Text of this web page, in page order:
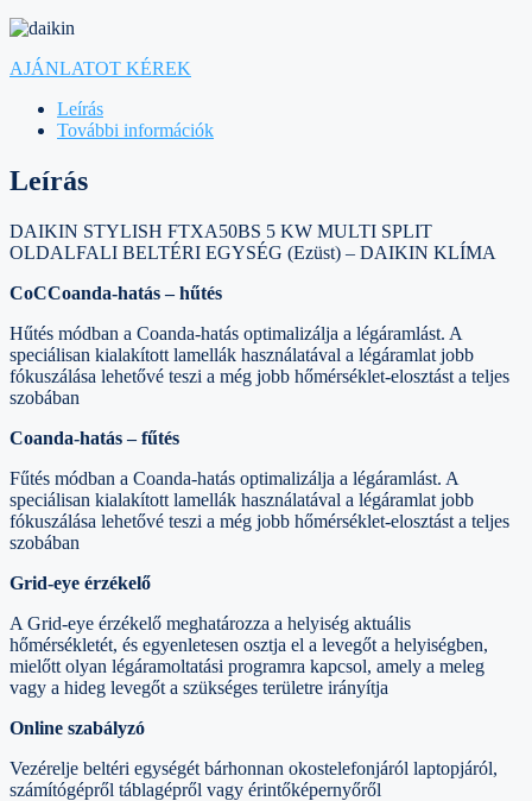
AJÁNLATOT KÉREK
Leírás
További információk
Leírás
DAIKIN STYLISH FTXA50BS 5 KW MULTI SPLIT
OLDALFALI BELTÉRI EGYSÉG (Ezüst) – DAIKIN KLÍMA
CoCCoanda-hatás – hűtés
Hűtés módban a Coanda-hatás optimalizálja a légáramlást. A
speciálisan kialakított lamellák használatával a légáramlat jobb
fókuszálása lehetővé teszi a még jobb hőmérséklet-elosztást a teljes
szobában
Coanda-hatás – fűtés
Fűtés módban a Coanda-hatás optimalizálja a légáramlást. A
speciálisan kialakított lamellák használatával a légáramlat jobb
fókuszálása lehetővé teszi a még jobb hőmérséklet-elosztást a teljes
szobában
Grid-eye érzékelő
A Grid-eye érzékelő meghatározza a helyiség aktuális
hőmérsékletét, és egyenletesen osztja el a levegőt a helyiségben,
mielőtt olyan légáramoltatási programra kapcsol, amely a meleg
vagy a hideg levegőt a szükséges területre irányítja
Online szabályzó
Vezérelje beltéri egységét bárhonnan okostelefonjáról laptopjáról,
számítógépről táblagépről vagy érintőképernyőről